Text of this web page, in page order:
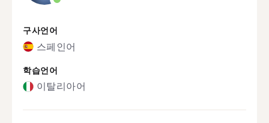
구사언어
스페인어
학습언어
이탈리아어